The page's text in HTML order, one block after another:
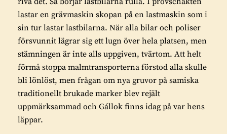
lastar en grävmaskin skopan på en lastmaskin som i
sin tur lastar lastbilarna. När alla bilar och poliser
försvunnit lägrar sig ett lugn över hela platsen, men
stämningen är inte alls uppgiven, tvärtom. Att helt
förmå stoppa malmtransporterna förstod alla skulle
bli lönlöst, men frågan om nya gruvor på samiska
traditionellt brukade marker blev rejält
uppmärksammad och Gállok finns idag på var hens
läppar.